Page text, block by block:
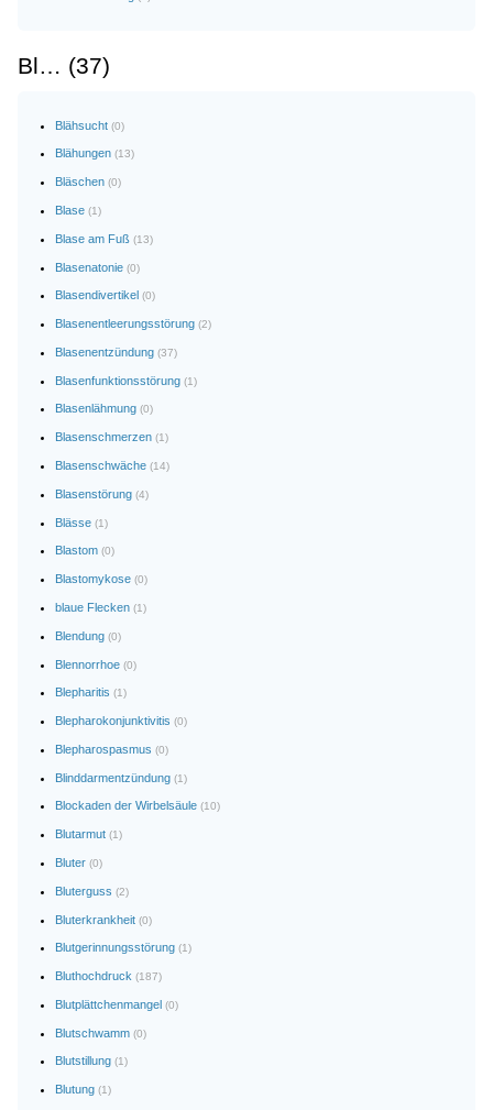
Bl… (37)
Blähsucht (0)
Blähungen (13)
Bläschen (0)
Blase (1)
Blase am Fuß (13)
Blasenatonie (0)
Blasendivertikel (0)
Blasenentleerungsstörung (2)
Blasenentzündung (37)
Blasenfunktionsstörung (1)
Blasenlähmung (0)
Blasenschmerzen (1)
Blasenschwäche (14)
Blasenstörung (4)
Blässe (1)
Blastom (0)
Blastomykose (0)
blaue Flecken (1)
Blendung (0)
Blennorrhoe (0)
Blepharitis (1)
Blepharokonjunktivitis (0)
Blepharospasmus (0)
Blinddarmentzündung (1)
Blockaden der Wirbelsäule (10)
Blutarmut (1)
Bluter (0)
Bluterguss (2)
Bluterkrankheit (0)
Blutgerinnungsstörung (1)
Bluthochdruck (187)
Blutplättchenmangel (0)
Blutschwamm (0)
Blutstillung (1)
Blutung (1)